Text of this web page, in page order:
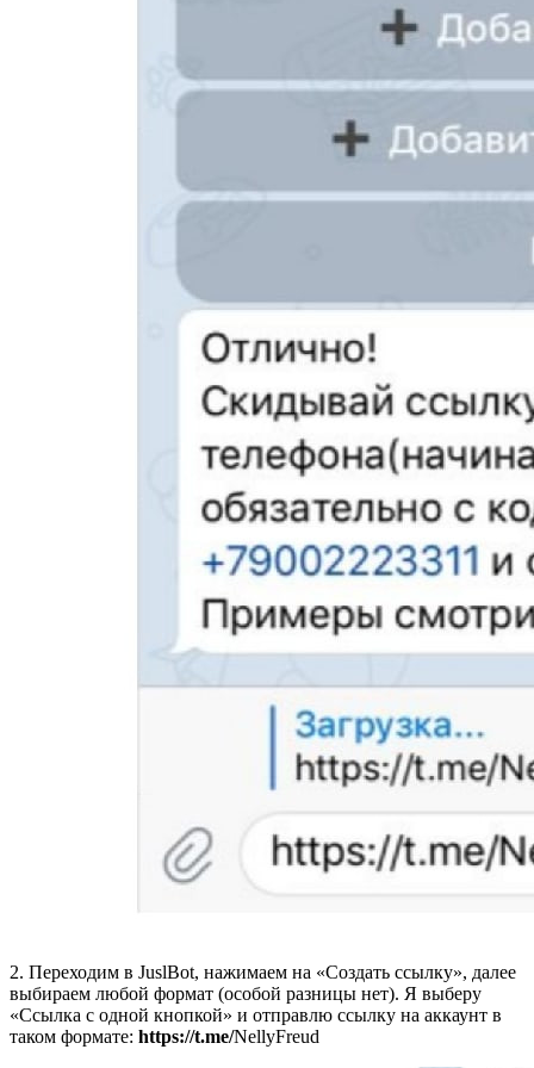
2. Переходим в JuslBot, нажимаем на «Создать ссылку», далее
выбираем любой формат (особой разницы нет). Я выберу
«Ссылка с одной кнопкой» и отправлю ссылку на аккаунт в
таком формате: https://t.me/NellyFreud